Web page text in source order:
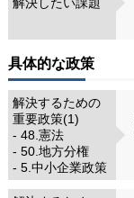
解決したい課題
具体的な政策
解決するための
重要政策(1)
- 48.憲法
- 50.地方分権
- 5.中小企業政策